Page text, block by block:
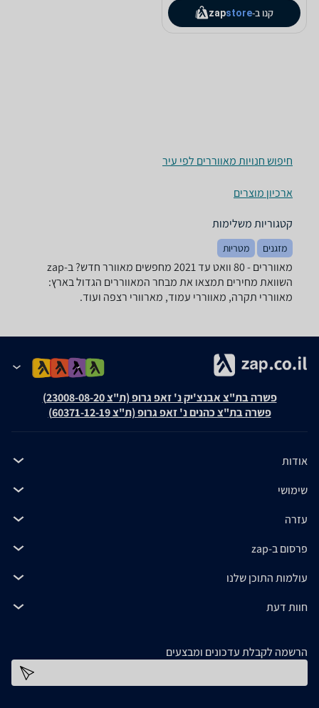
קנו ב- zapstore
חיפוש חנויות מאווררים לפי עיר
ארכיון מוצרים
קטגוריות משלימות
מזגנים מטריות
מאווררים - ‏80 ‏וואט ‏עד 2021 מחפשים מאוורר חדש? ב-zap
השוואת מחירים תמצאו את מבחר המאווררים הגדול בארץ:
מאווררי תקרה, מאווררי עמוד, מארוורי רצפה ועוד.
פשרה בת"צ אבנצ'יק נ' זאפ גרופ (ת"צ 23008-08-20)
פשרה בת"צ כהנים נ' זאפ גרופ (ת"צ 60371-12-19)
אודות
שימושי
עזרה
פרסום ב-zap
עולמות התוכן שלנו
חוות דעת
הרשמה לקבלת עדכונים ומבצעים